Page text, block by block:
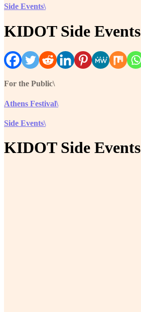
Side Events\
KIDOT Side Events
For the Public\
Athens Festival\
Side Events\
KIDOT Side Events